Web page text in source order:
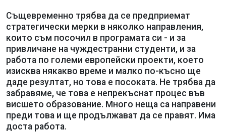
Същевременно трябва да се предприемат
стратегически мерки в няколко направления,
които съм посочил в програмата си - и за
привличане на чуждестранни студенти, и за
работа по големи европейски проекти, което
изисква някакво време и малко по-късно ще
даде резултат, но това е посоката. Не трябва да
забравяме, че това е непрекъснат процес във
висшето образование. Много неща са направени
преди това и ще продължават да се правят. Има
доста работа.